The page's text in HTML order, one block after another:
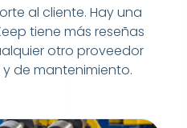
al cliente. Hay una
tiene más reseñas
otro proveedor
de mantenimiento.